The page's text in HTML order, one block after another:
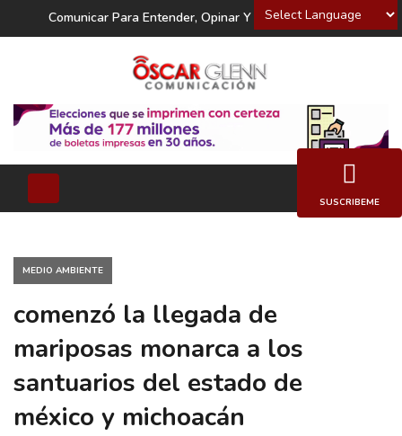
Powered by
Comunicar Para Entender, Opinar Y Decidir
MEDIO AMBIENTE
comenzó la llegada de
mariposas monarca a los
santuarios del estado de
méxico y michoacán
SUSCRIBEME